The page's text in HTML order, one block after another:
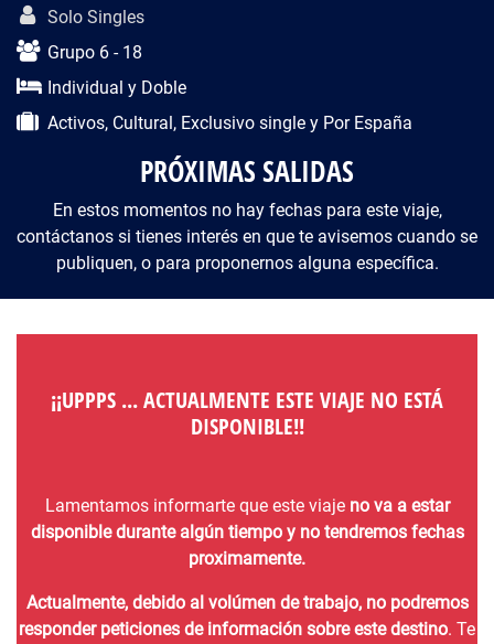
Solo Singles
Grupo 6 - 18
Individual y Doble
Activos, Cultural, Exclusivo single y Por España
PRÓXIMAS SALIDAS
En estos momentos no hay fechas para este viaje,
contáctanos si tienes interés en que te avisemos cuando se
publiquen, o para proponernos alguna específica.
¡¡UPPPS ... ACTUALMENTE ESTE VIAJE NO ESTÁ
DISPONIBLE!!
Lamentamos informarte que este viaje no va a estar
disponible durante algún tiempo y no tendremos fechas
proximamente.
Actualmente, debido al volúmen de trabajo, no podremos
responder peticiones de información sobre este destino. Te